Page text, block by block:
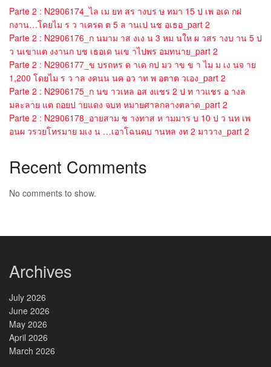
Parte 2 : N2906174_ไล เม ยท สร างบร ษ ทมา 15 ป เพ อเด กฝ
กงาน…โดยไม ร ว าเครด ต 5 ล านเป นช อเธอ_part 2
Parte 2 : N2906176_ก นมาม าส งเง น 3 หม นให ผ วสร างบ าน 5 ป
ว นเขาแต งงานก บช เธอเด นเข าไปพร อมทนาย_part 2
Parte 2 : N2906177_ข บรถหร ด าเด กป มว าข ข า ไม ม เง นจ าย
1,200 โดยไม ร ว าล งคนน นค อว าท พ อตาต วเอง_part 2
Parte 2 : N2906175_ก นข าวเหล อส งแชร 2 ป ท าวแชร อ างล
มละลาย แต ถอยป ายแดง จบท หมายศาลกลางตลาด_part 2
Parte 2 : N2906178_อายสาม ช างทาส ห ามมาร บ 10 ป ว นท เพ
อนผ วรวยโทรมาย มเง น …เอาโฉนดบ านหล งท 2 มาวาง_part 2
Recent Comments
No comments to show.
Archives
July 2026
June 2026
May 2026
April 2026
March 2026